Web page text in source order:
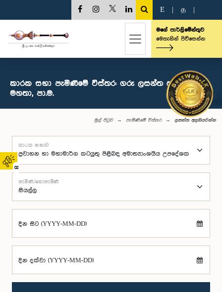
02
E த
මගේ පාර්ලිමේන්තුව
මෙතැනින් පිවිසෙන්න
කාරක සභා පැමිණීමේ විස්තර: ගරු ලසන්ත අලගියවන්න
මහතා, පා.ම.
මුල් පිටුව පැමිණීමේ විස්තර ලසන්ත අලගියවන්න
කාරක සභාව
පැමිණි/නොපැමිණි
දින සිට (YYYY-MM-DD)
දින දක්වා (YYYY-MM-DD)